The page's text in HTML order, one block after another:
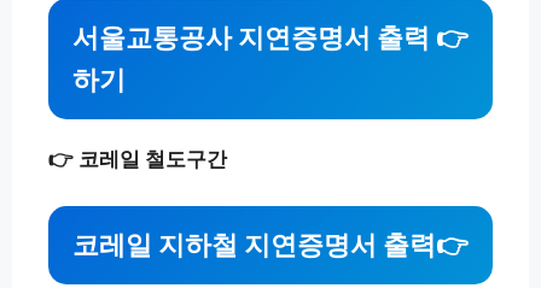
서울교통공사 지연증명서 출력
하기
👉
👉 코레일 철도구간
코레일 지하철 지연증명서 출력👉